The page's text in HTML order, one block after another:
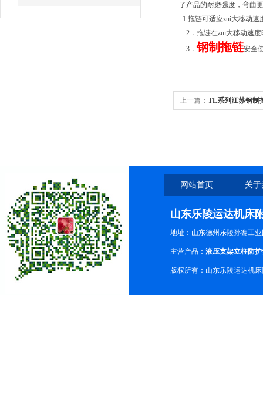
了产品的耐磨强度，弯曲
1.拖链可适应zui大移动速
2 ．拖链在zui大移动速
3 ．钢制拖链安全
上一篇： TL系列江苏钢制
网站首页 关
山东乐陵运达机床
地址：山东德州乐陵孙寨工
主营产品： 液压支架立柱防
版权所有：山东乐陵运达机